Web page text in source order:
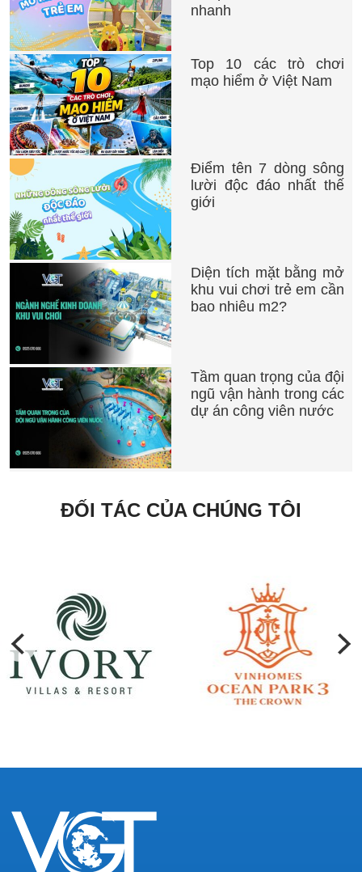
nhanh
Top 10 các trò chơi
mạo hiểm ở Việt Nam
Điểm tên 7 dòng sông
lười độc đáo nhất thế
giới
Diện tích mặt bằng mở
khu vui chơi trẻ em cần
bao nhiêu m2?
Tầm quan trọng của đội
ngũ vận hành trong các
dự án công viên nước
ĐỐI TÁC CỦA CHÚNG TÔI